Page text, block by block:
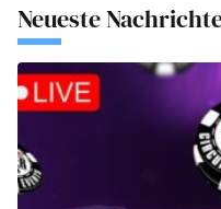
Neueste